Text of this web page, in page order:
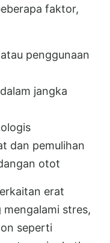
faktor,
penggunaan
jangka
dan pemulihan
otot
erat
mengalami stres,
seperti